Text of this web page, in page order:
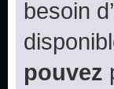
besoin
pouvez